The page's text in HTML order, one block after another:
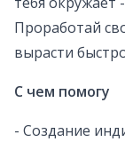
Проработай
вырасти
С чем помогу
- Создание